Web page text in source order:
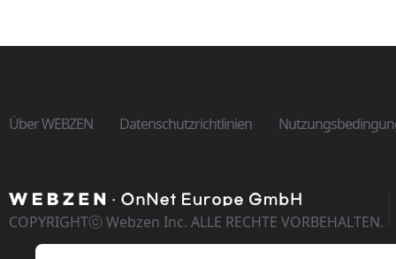
Über WEBZEN Datenschutzrichtlinien
COPYRIGHTⓒ Webzen Inc. ALLE RECHTE VORBEHALTEN.